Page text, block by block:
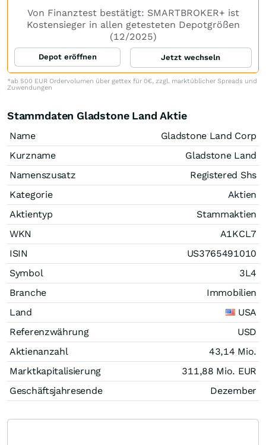
Von Finanztest bestätigt: SMARTBROKER+ ist
Kostensieger in allen getesteten Depotgrößen
(12/2025)
Depot eröffnen Jetzt wechseln
*ab 500 EUR Ordervolumen über gettex für 0€, zzgl. marktüblicher Spreads und
Zuwendungen
Stammdaten Gladstone Land Aktie
Name
Gladstone Land Corp
Kurzname
Gladstone Land
Namenszusatz
Registered Shs
Kategorie
Aktien
Aktientyp
Stammaktien
WKN
A1KCL7
ISIN
US3765491010
Symbol
3L4
Branche
Immobilien
Land
USA
Referenzwährung
USD
Aktienanzahl
43,14 Mio.
Marktkapitalisierung
311,88 Mio. EUR
Geschäftsjahresende
Dezember